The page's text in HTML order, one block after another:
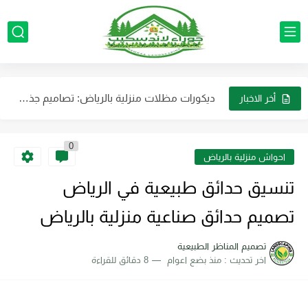
أخر الاخبار
تنسيق حدائق احواض زرع بالرياض لتوفير مساحة وتضفي لمسة جمالية...
تصميم الأحواض الزراعية الرياض: حول فناء منزلك إلى واحة غناء...
أفضل شركة لتنسيق حدائق الفلل والمنازل في الرياض بأرخص الأسعار احواش منزلية بالرياض
0
تنسيق حدائق طبيعية في الرياض
تصميم حدائق صناعية منزلية بالرياض
تصميم المناظر الطبيعية
اخر تحديث : منذ بضع اعوام 8 دقائق للقراءة